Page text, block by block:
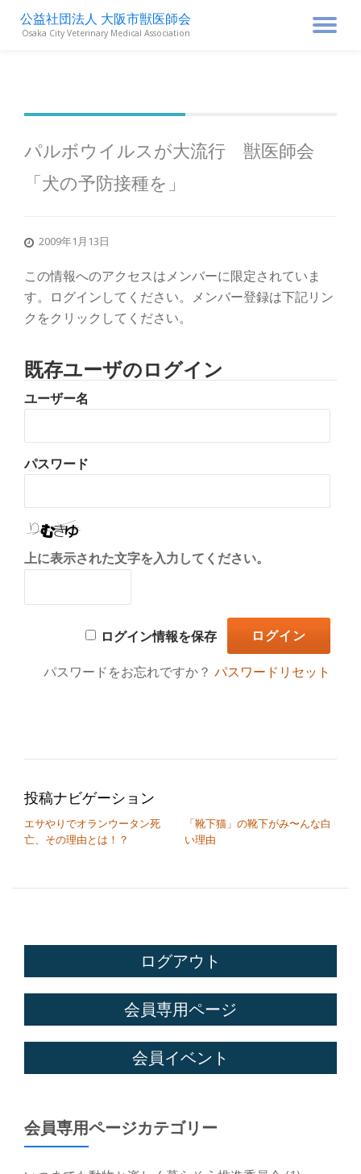
ナ
を
り
公益社団法人 大阪市獣医師会
Osaka City Veterinary Medical Association
パルボウイルスが大流行 獣医師会
「犬の予防接種を」
2009年1月13日
この情報へのアクセスはメンバーに限定されていま
す。ログインしてください。メンバー登録は下記リン
クをクリックしてください。
既存ユーザのログイン
ユーザー名
パスワード
上に表示された文字を入力してください。
ログイン情報を保存
パスワードをお忘れですか？パスワードリセット
投稿ナビゲーション
エサやりでオランウータン死
亡、その理由とは！？
「靴下猫」の靴下がみ〜んな白
い理由
ログアウト
会員専用ページ
会員イベント
会員専用ページカテゴリー